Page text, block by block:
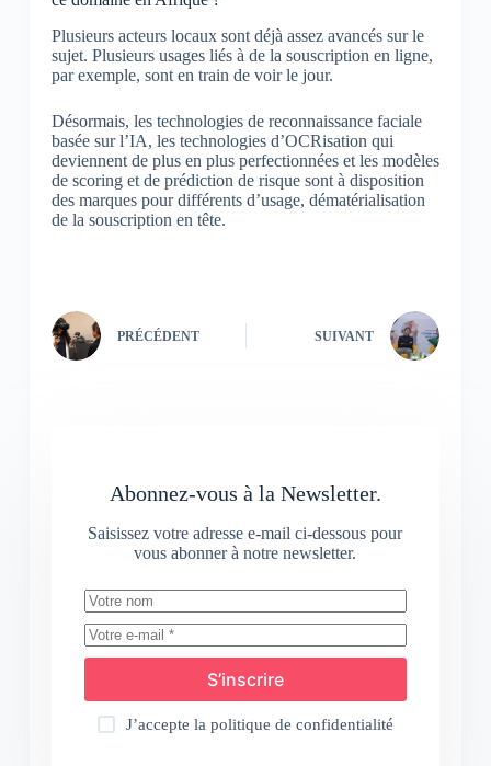
Plusieurs acteurs locaux sont déjà assez avancés sur le
sujet. Plusieurs usages liés à de la souscription en ligne,
par exemple, sont en train de voir le jour.
Désormais, les technologies de reconnaissance faciale
basée sur l’IA, les technologies d’OCRisation qui
deviennent de plus en plus perfectionnées et les modèles
de scoring et de prédiction de risque sont à disposition
des marques pour différents d’usage, dématérialisation
de la souscription en tête.
PRÉCÉDENT SUIVANT
Abonnez-vous à la Newsletter.
Saisissez votre adresse e-mail ci-dessous pour
vous abonner à notre newsletter.
S’inscrire
J’accepte la politique de confidentialité